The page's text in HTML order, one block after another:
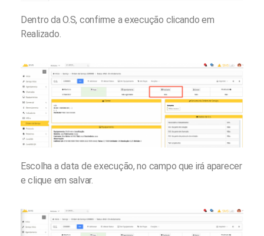
Dentro da O.S, confirme a execução clicando em
Realizado.
Escolha a data de execução, no campo que irá aparecer
e clique em salvar.